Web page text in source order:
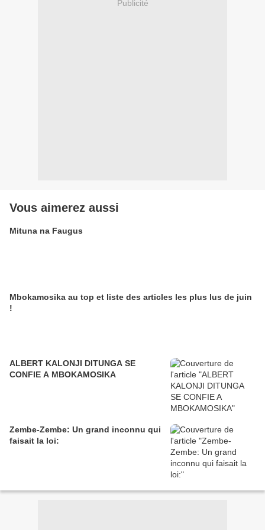
Publicité
Vous aimerez aussi
Mituna na Faugus
Mbokamosika au top et liste des articles les plus lus de juin
!
ALBERT KALONJI DITUNGA SE
CONFIE A MBOKAMOSIKA
Zembe-Zembe: Un grand inconnu qui
faisait la loi: